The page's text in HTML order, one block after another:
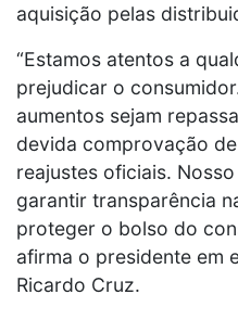
aquisição pelas
“Estamos atentos a
prejudicar o
aumentos sejam
devida comprovação
reajustes oficiais.
garantir transparência
proteger o bolso do
afirma o presidente em
Ricardo Cruz.